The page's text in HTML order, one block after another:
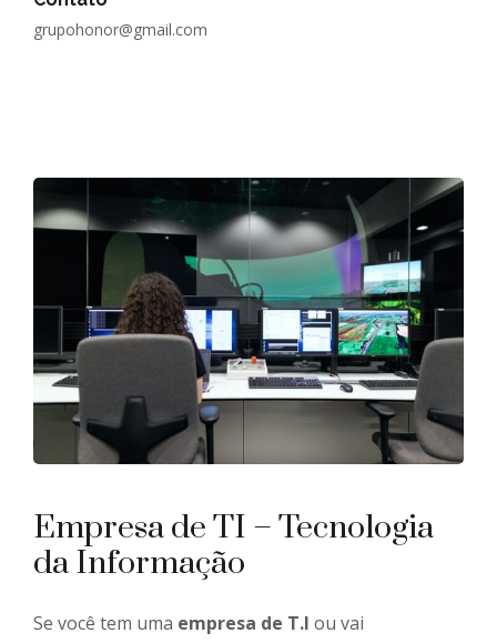
Empresa de TI – Tecnologia
da Informação
Se você tem uma empresa de T.I ou vai
grupohonor@gmail.com